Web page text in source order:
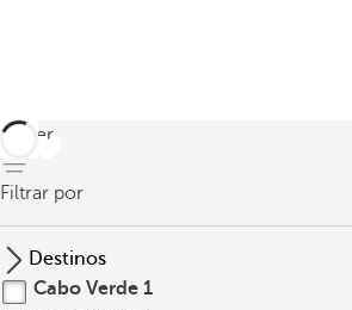
volver
Filtrar por
Destinos
Cabo Verde 1